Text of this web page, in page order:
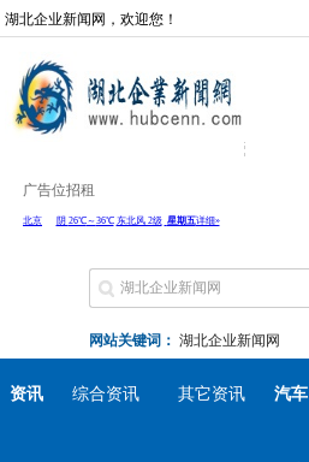
湖北企业新闻网，欢迎您！
广告位招租
网站关键词： 湖北企业新闻网
资讯 综合资讯 其它资讯 汽车